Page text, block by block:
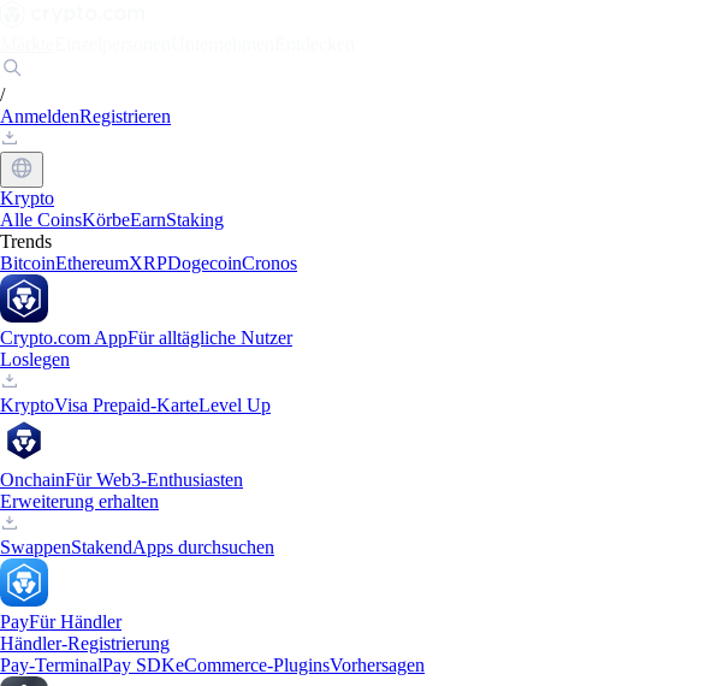
/
AnmeldenRegistrieren
Krypto
Alle CoinsKörbeEarnStaking
Trends
BitcoinEthereumXRPDogecoinCronos
Crypto.com AppFür alltägliche Nutzer
Loslegen
KryptoVisa Prepaid-KarteLevel Up
OnchainFür Web3-Enthusiasten
Erweiterung erhalten
SwappenStakendApps durchsuchen
PayFür Händler
Händler-Registrierung
Pay-TerminalPay SDKeCommerce-PluginsVorhersagen